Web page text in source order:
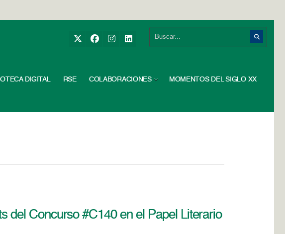
DIGITAL RSE COLABORACIONES MOMENTOS DEL SIGLO XX
del Concurso #C140 en el Papel Literario